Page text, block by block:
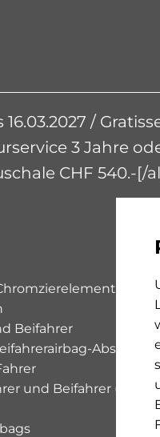
/
3 Jahre
CHF 540.-[/
und
Beifahrer
und Beifahrer